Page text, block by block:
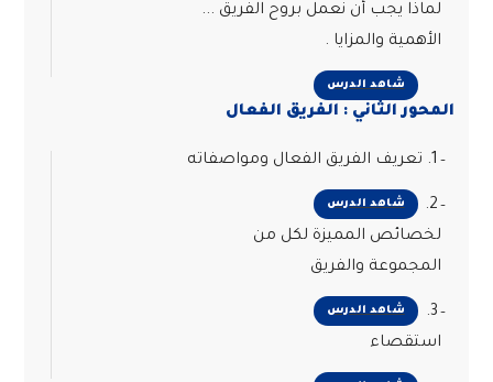
لماذا يجب أن نعمل بروح الفريق ...
الأهمية والمزايا .
شاهد الدرس
المحور الثاني : الفريق الفعال
شاهد الدرس
2.
لخصائص المميزة لكل من
المجموعة والفريق
شاهد الدرس
3.
استقصاء